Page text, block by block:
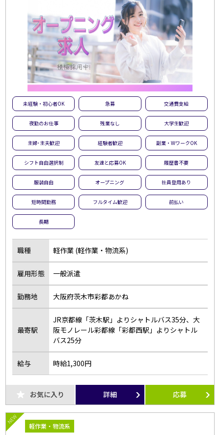
未経験・初心者OK 急募 交通費支給
夜勤のお仕事 残業なし 大学生歓迎
主婦･主夫歓迎 経験者歓迎 副業・WワークOK
シフト自由選択制 友達と応募OK 履歴書不要
服装自由 オープニング 社員登用あり
短時間勤務 フルタイム歓迎 前払い
長期
職種 軽作業 (軽作業・物流系)
雇用形態 一般派遣
勤務地 大阪府茨木市彩都あかね
最寄駅
JR京都線「茨木駅」よりシャトルバス35分、大
阪モノレール彩都線「彩都西駅」よりシャトル
バス25分
給与 時給1,300円
お気に入り 詳細 応募
NEW
軽作業・物流系